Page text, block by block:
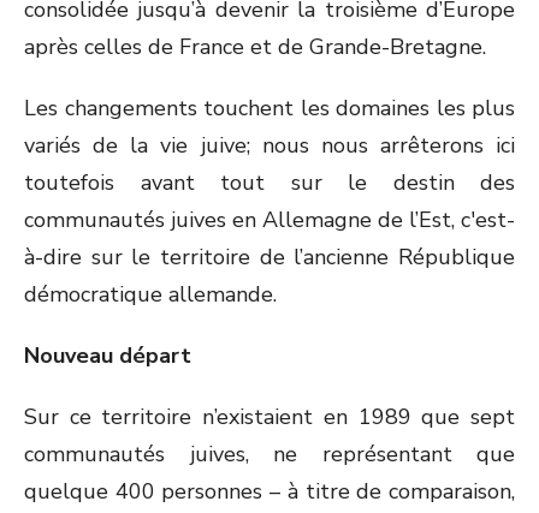
consolidée jusqu’à devenir la troisième d’Europe
après celles de France et de Grande-Bretagne.
Les changements touchent les domaines les plus
variés de la vie juive; nous nous arrêterons ici
toutefois avant tout sur le destin des
communautés juives en Allemagne de l’Est, c'est-
à-dire sur le territoire de l’ancienne République
démocratique allemande.
Nouveau départ
Sur ce territoire n’existaient en 1989 que sept
communautés juives, ne représentant que
quelque 400 personnes – à titre de comparaison,